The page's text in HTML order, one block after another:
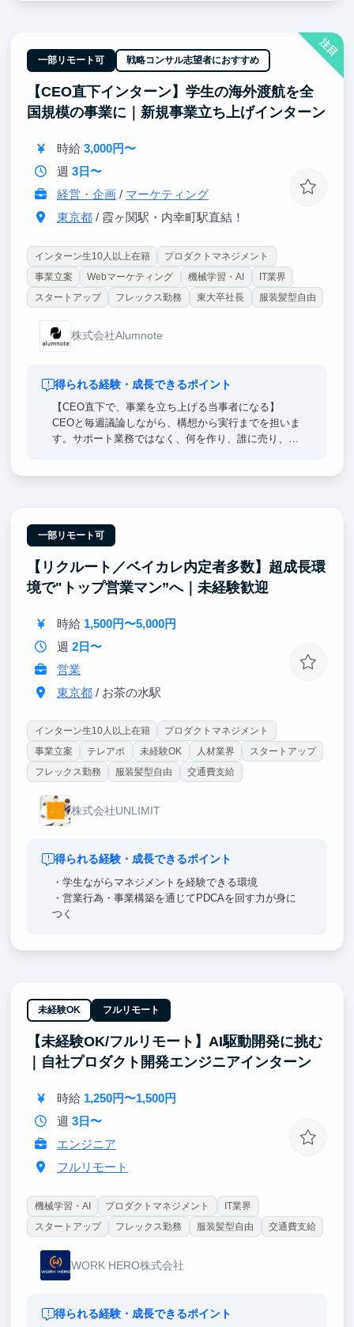
■ 将来のキャリアをデザイン：起業にも就職にも活か
せる経験を
・自己成長・キャリア探求を支援する実践環境で、多
様なプロジェクトを経験できる
後に即戦力として活躍できる
注目
一部リモート可 戦略コンサル志望者におすすめ
【CEO直下インターン】学生の海外渡航を全
国規模の事業に｜新規事業立ち上げインターン
時給 3,000円〜
週 3日〜
経営・企画/ マーケティング
東京都/ 霞ヶ関駅・内幸町駅直結！
インターン生10人以上在籍
プロダクトマネジメント
事業立案
Webマーケティング 機械学習・AI
IT業界
スタートアップ
フレックス勤務 東大卒社長 服装髪型自由
株式会社Alumnote
得られる経験・成長できるポイント
【CEO直下で、事業を立ち上げる当事者になる】
CEOと毎週議論しながら、構想から実行までを担いま
す。サポート業務ではなく、何を作り、誰に売り、ど
モデルの設計、安全管理のルールづくりまで、通常は
限られた社会人しか踏み込めない領域を担当します。
【自分の設計が、数万人の学生の機会に直結する】
設計した仕組みが、そのまま学生が海外へ渡る導線に
に体感できます。
一部リモート可
【リクルート／ベイカレ内定者多数】超成長環
境で"トップ営業マン”へ｜未経験歓迎
時給 1,500円〜5,000円
週 2日〜
営業
東京都/ お茶の水駅
インターン生10人以上在籍
プロダクトマネジメント
事業立案
テレアポ 未経験OK 人材業界
スタートアップ
フレックス勤務
服装髪型自由 交通費支給
株式会社UNLIMIT
得られる経験・成長できるポイント
・学生ながらマネジメントを経験できる環境
・営業行為・事業構築を通じてPDCAを回す力が身に
つく
未経験OK フルリモート
【未経験OK/フルリモート】AI駆動開発に挑む
｜自社プロダクト開発エンジニアインターン
時給 1,250円〜1,500円
週 3日〜
エンジニア
フルリモート
機械学習・AI プロダクトマネジメント
IT業界
スタートアップ
フレックス勤務 服装髪型自由 交通費支給
WORK HERO株式会社
得られる経験・成長できるポイント